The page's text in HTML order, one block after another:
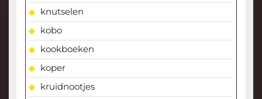
knutselen
kobo
kookboeken
koper
kruidnootjes